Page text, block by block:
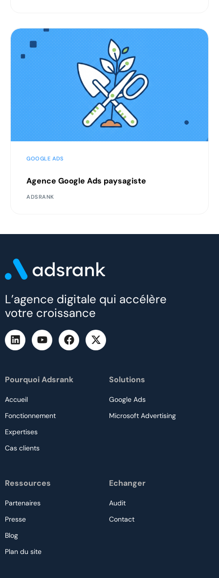
GOOGLE ADS
Agence Google Ads paysagiste
ADSRANK
L’agence digitale qui accélère
votre croissance
Pourquoi Adsrank
Accueil
Fonctionnement
Expertises
Cas clients
Solutions
Google Ads
Microsoft Advertising
Ressources
Partenaires
Presse
Blog
Plan du site
Echanger
Audit
Contact